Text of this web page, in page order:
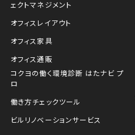
ェクトマネジメント
オフィスレイアウト
オフィス家具
オフィス通販
コクヨの働く環境診断 はたナビ プ
ロ
働き方チェックツール
ビルリノベーションサービス